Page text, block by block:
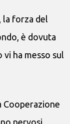
la forza del
è dovuta
ha messo sul
Cooperazione
nervosi,